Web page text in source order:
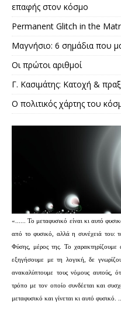
επαφής στον κόσμο
Permanent Glitch in the
Μαγνήσιο: 6 σημάδια που
Οι πρώτοι αριθμοί
Γ. Κασιμάτης: Κατοχή &
Ο πολιτικός χάρτης του
«...... Το μεταφυσικό είναι κι αυτό
από το φυσικό, αλλά η συνέχειά του:
Φύσης, μέρος της. Το χαρακτηρίζουμε
εξηγήσουμε με τη λογική, δε
ανακαλύπτουμε τους νόμους αυτούς,
τρόπο με τον οποίο συνδέεται και
μεταφυσικό και γίνεται κι αυτό φυσικό.